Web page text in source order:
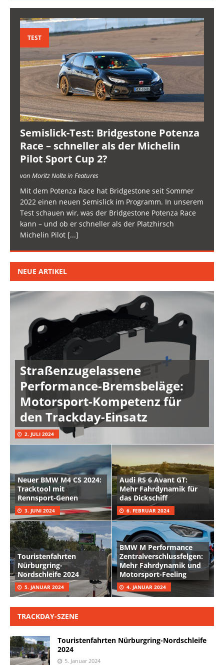
TEST
Semislick-Test: Bridgestone Potenza
Race – schneller als der Michelin
Pilot Sport Cup 2?
von Moritz Nolte in Features
Mit dem Potenza Race hat Bridgestone seit Sommer
2022 einen neuen Semislick im Programm. In unserem
Test schauen wir, was der Bridgestone Potenza Race
kann – und ob er schneller als der Platzhirsch
Michelin Pilot [...]
NEUE ARTIKEL
Straßenzugelassene
Performance-Bremsbeläge:
Motorsport-Kompetenz für
den Trackday-Einsatz
2. JULI 2024
Neuer BMW M4 CS 2024:
Tracktool mit
Rennsport-Genen
3. JUNI 2024
Audi RS 6 Avant GT:
Mehr Fahrdynamik für
das Dickschiff
6. FEBRUAR 2024
Touristenfahrten
Nürburgring-
Nordschleife 2024
5. JANUAR 2024
BMW M Performance
Zentralverschlussfelgen:
Mehr Fahrdynamik und
Motorsport-Feeling
4. JANUAR 2024
TRACKDAY-SZENE
Touristenfahrten Nürburgring-Nordschleife
2024
5. Januar 2024